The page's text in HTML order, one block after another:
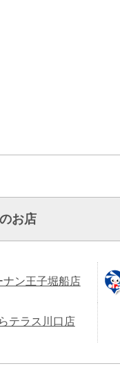
お店
ナン王子堀船店
テラス川口店